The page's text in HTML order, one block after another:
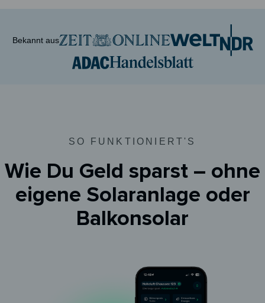
Bekannt aus
SO FUNKTIONIERT'S
Wie Du Geld sparst – ohne
eigene Solaranlage oder
Balkonsolar